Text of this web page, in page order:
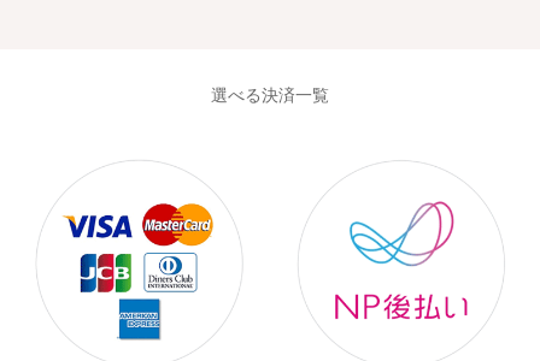
選べる決済一覧